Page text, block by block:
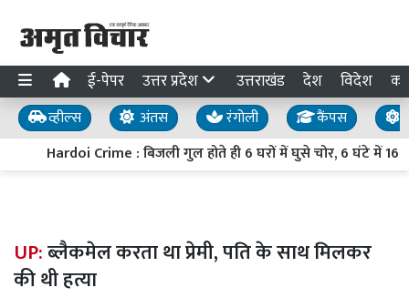
ई-पेपर उत्तर प्रदेश उत्तराखंड देश विदेश
व्हील्स अंतस रंगोली कैंपस
Hardoi Crime : बिजली गुल होते ही 6 घरों में घुसे चोर, 6 घंटे में 16
UP:ब्लैकमेल करता था प्रेमी, पति के साथ मिलकर
की थी हत्या